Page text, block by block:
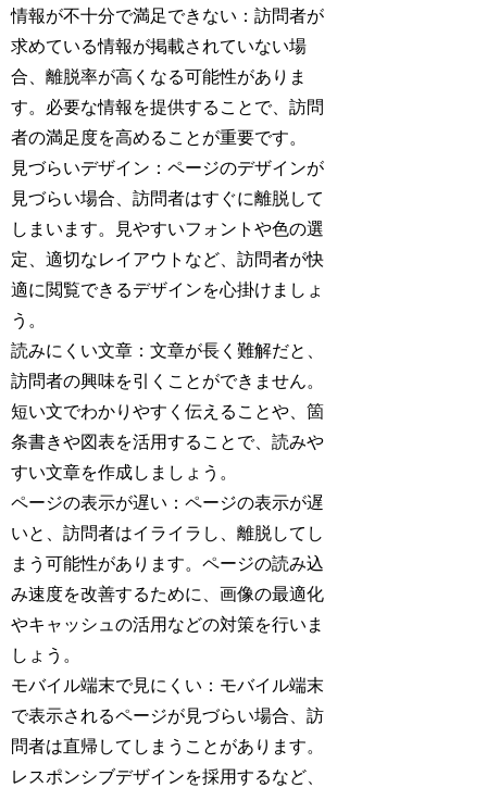
情報が不十分で満足できない：訪問者が
求めている情報が掲載されていない場
合、離脱率が高くなる可能性がありま
す。必要な情報を提供することで、訪問
者の満足度を高めることが重要です。
見づらいデザイン：ページのデザインが
見づらい場合、訪問者はすぐに離脱して
しまいます。見やすいフォントや色の選
定、適切なレイアウトなど、訪問者が快
適に閲覧できるデザインを心掛けましょ
う。
読みにくい文章：文章が長く難解だと、
訪問者の興味を引くことができません。
短い文でわかりやすく伝えることや、箇
条書きや図表を活用することで、読みや
すい文章を作成しましょう。
ページの表示が遅い：ページの表示が遅
いと、訪問者はイライラし、離脱してし
まう可能性があります。ページの読み込
み速度を改善するために、画像の最適化
やキャッシュの活用などの対策を行いま
しょう。
モバイル端末で見にくい：モバイル端末
で表示されるページが見づらい場合、訪
問者は直帰してしまうことがあります。
レスポンシブデザインを採用するなど、